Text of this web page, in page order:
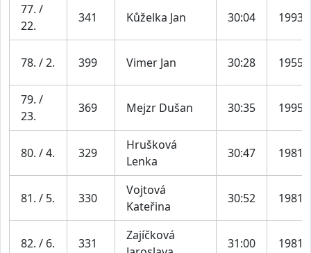
77. /
22.
341 Kůželka Jan 30:04 1993
78. / 2. 399 Vimer Jan 30:28 1955
79. /
23.
369 Mejzr Dušan 30:35 1995
80. / 4. 329
Hrušková
Lenka
30:47 1981
81. / 5. 330
Vojtová
Kateřina
30:52 1981
82. / 6. 331
Zajíčková
31:00 1981